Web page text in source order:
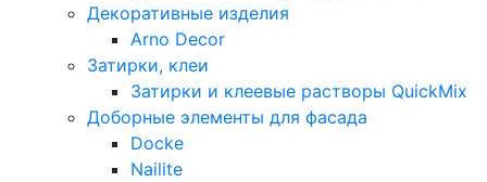
Декоративные изделия
Arno Decor
Затирки, клеи
Затирки и клеевые растворы QuickMix
Доборные элементы для фасада
Docke
Nailite